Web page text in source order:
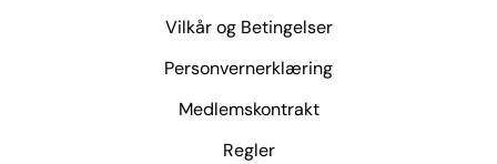
Vilkår og Betingelser
Personvernerklæring
Medlemskontrakt
Regler